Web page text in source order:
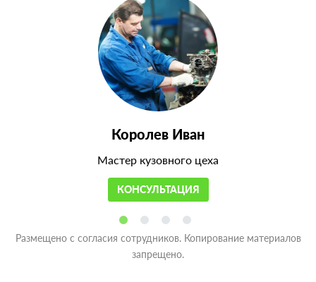
Королев Иван
Мастер кузовного цеха
КОНСУЛЬТАЦИЯ
Размещено с согласия сотрудников. Копирование материалов
запрещено.